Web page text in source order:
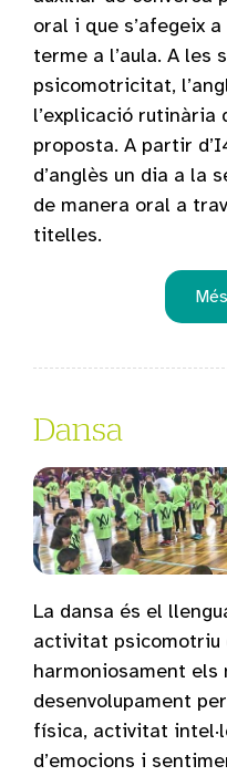
oral i que s’afegeix
terme a l’aula. A les
psicomotricitat,
l’explicació rutinària
proposta. A partir
d’anglès un dia a la
de manera oral a
titelles.
Dansa
La dansa és el
activitat psicomotriu
harmoniosament els
desenvolupament
física, activitat
d’emocions i